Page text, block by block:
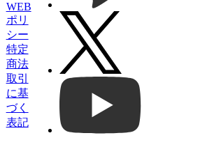
WEB
ポリ
シー
特定
商法
取引
に基
づく
表記